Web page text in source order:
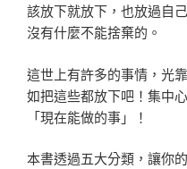
該放下就放下，也放過自
沒有什麼不能捨棄的。
這世上有許多的事情，光
如把這些都放下吧！集中
「現在能做的事」！
本書透過五大分類，讓你